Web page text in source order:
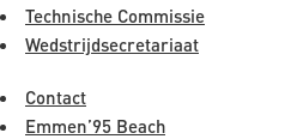
Technische Commissie
Wedstrijdsecretariaat
Contact
Emmen’95 Beach